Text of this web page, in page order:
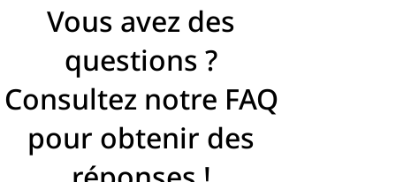
Vous avez des
questions ?
Consultez notre FAQ
pour obtenir des